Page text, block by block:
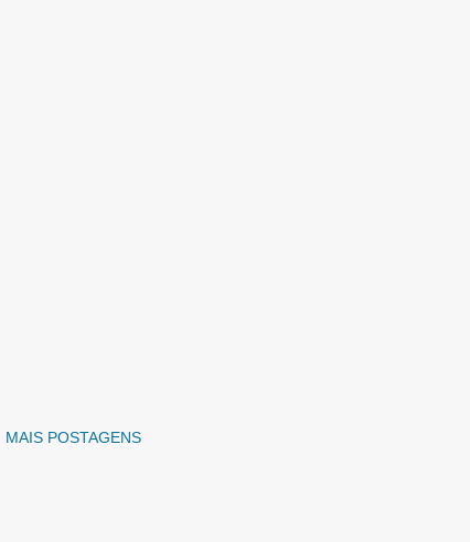
MAIS POSTAGENS